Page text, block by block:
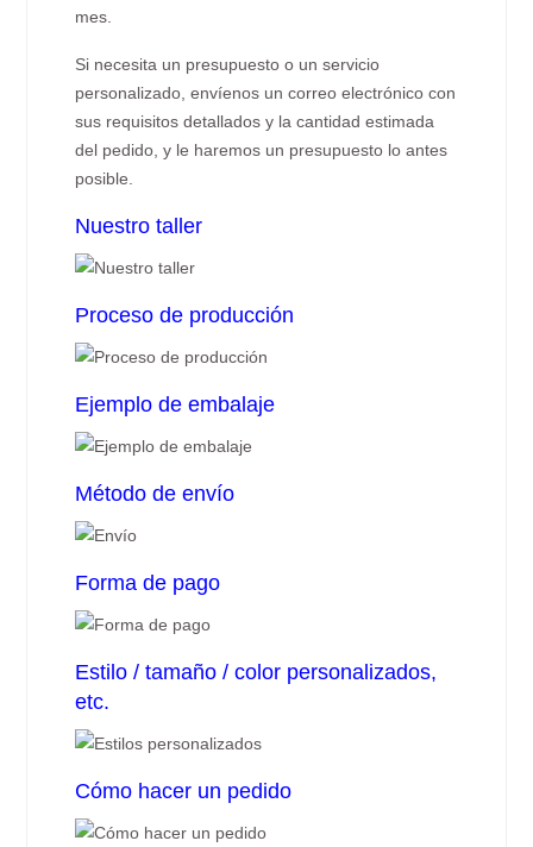
mes.
Si necesita un presupuesto o un servicio
personalizado, envíenos un correo electrónico con
sus requisitos detallados y la cantidad estimada
del pedido, y le haremos un presupuesto lo antes
posible.
Nuestro taller
Proceso de producción
Ejemplo de embalaje
Método de envío
Forma de pago
Estilo / tamaño / color personalizados,
etc.
Cómo hacer un pedido